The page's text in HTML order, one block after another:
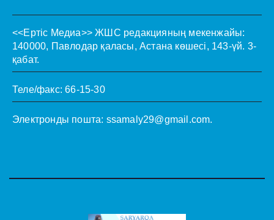
<<Ертіс Медиа>> ЖШС редакцияның мекенжайы:
140000, Павлодар қаласы, Астана көшесі, 143-үй. 3-
қабат.
Теле/факс: 66-15-30
Электронды пошта: ssamaly29@gmail.com.